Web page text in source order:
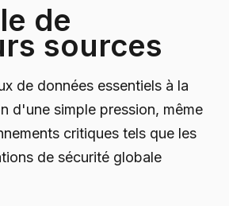
de
sources
de données essentiels à la
d'une simple pression, même
critiques tels que les
de sécurité globale